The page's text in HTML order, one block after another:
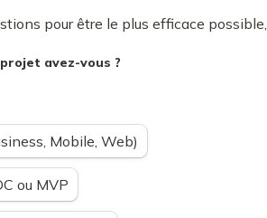
pour être le plus efficace possible,
avez-vous ?
Mobile, Web)
ou MVP